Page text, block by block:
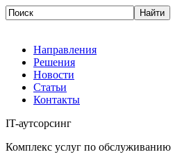
Направления
Решения
Новости
Статьи
Контакты
IT-аутсорсинг
Комплекс услуг по